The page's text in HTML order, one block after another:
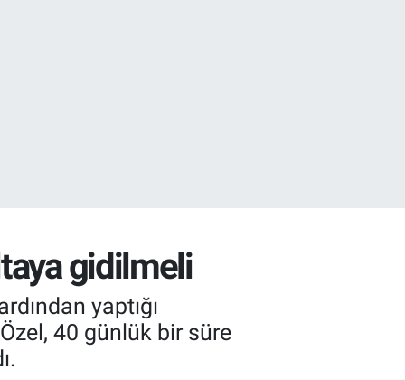
gidilmeli
yaptığı
40 günlük bir süre